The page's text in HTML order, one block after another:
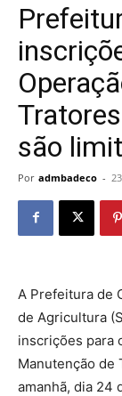
são
Por admbadeco -
A Prefeitura de
de Agricultura
inscrições para
Manutenção de
amanhã, dia 24